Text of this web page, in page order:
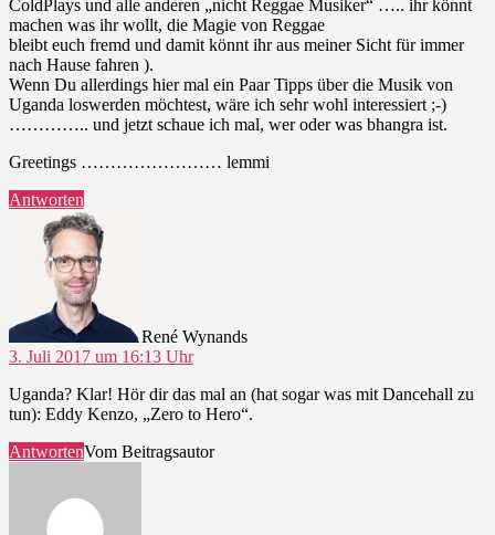
ColdPlays und alle anderen „nicht Reggae Musiker“ ….. ihr könnt
machen was ihr wollt, die Magie von Reggae
bleibt euch fremd und damit könnt ihr aus meiner Sicht für immer
nach Hause fahren ).
Wenn Du allerdings hier mal ein Paar Tipps über die Musik von
Uganda loswerden möchtest, wäre ich sehr wohl interessiert ;-)
………….. und jetzt schaue ich mal, wer oder was bhangra ist.
Greetings …………………… lemmi
Antworten
René Wynands
3. Juli 2017 um 16:13 Uhr
Uganda? Klar! Hör dir das mal an (hat sogar was mit Dancehall zu
tun): Eddy Kenzo, „Zero to Hero“.
AntwortenVom Beitragsautor